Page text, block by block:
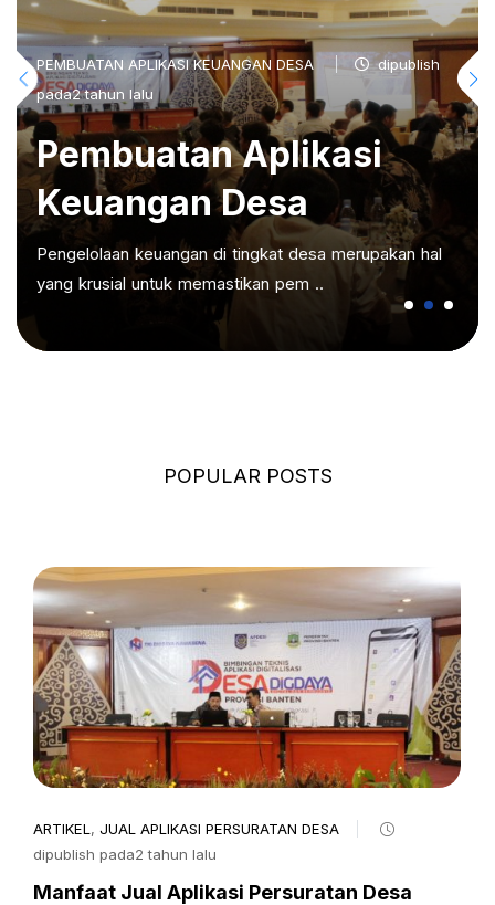
PEMBUATAN APLIKASI KEUANGAN DESA
dipublish
pada2 tahun lalu
Pembuatan Aplikasi
Keuangan Desa
Pengelolaan keuangan di tingkat desa merupakan hal
yang krusial untuk memastikan pem ..
POPULAR POSTS
ARTIKEL , JUAL APLIKASI PERSURATAN DESA
dipublish pada2 tahun lalu
Manfaat Jual Aplikasi Persuratan Desa